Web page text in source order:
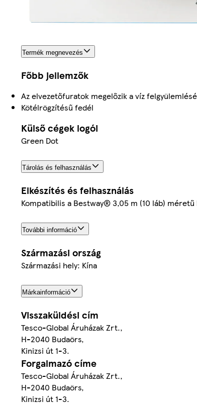
Termék megnevezés
Főbb jellemzők
Az elvezetőfuratok megelőzik a víz
Kötélrögzítésű fedél
Külső cégek logói
Green Dot
Tárolás és felhasználás
Elkészítés és felhasználás
Kompatibilis a Bestway® 3,05 m (10 láb)
További információ
Származási ország
Származási hely: Kína
Márkainformáció
Visszaküldési cím
Tesco-Global Áruházak Zrt.,
H-2040 Budaörs,
Kinizsi út 1-3.
Forgalmazó címe
Tesco-Global Áruházak Zrt.,
H-2040 Budaörs,
Kinizsi út 1-3.